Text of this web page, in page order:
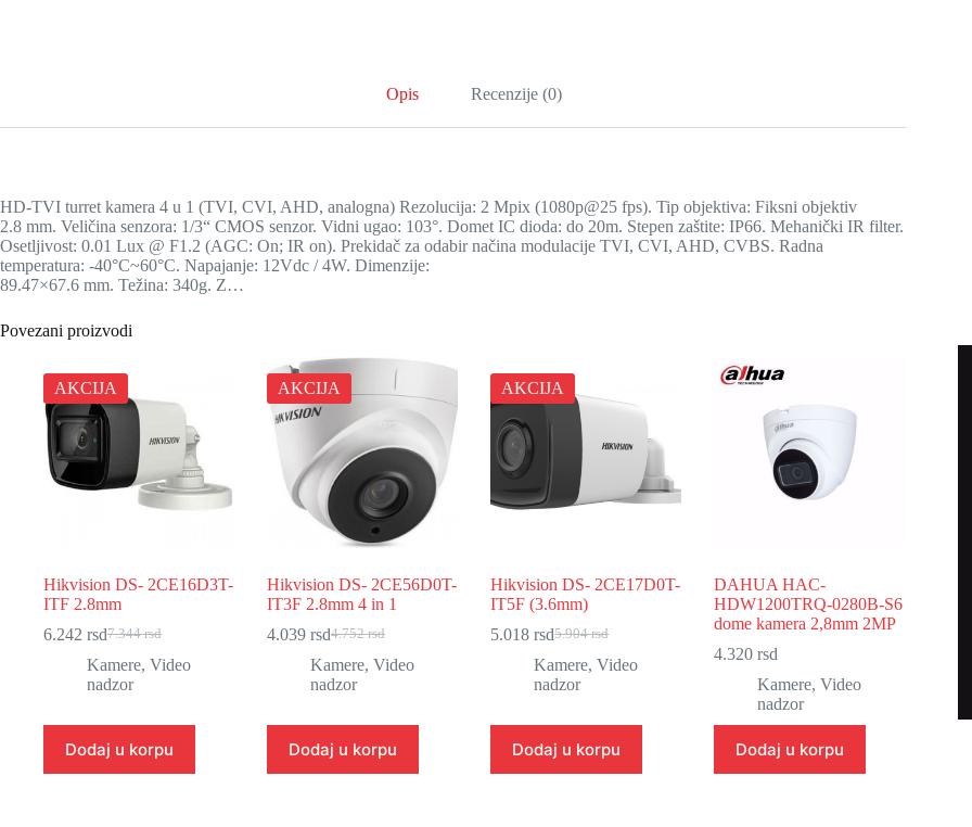
Opis Recenzije (0)
HD-TVI turret kamera 4 u 1 (TVI, CVI, AHD, analogna) Rezolucija: 2 Mpix (1080p@25 fps). Tip objektiva: Fiksni objektiv
2.8 mm. Veličina senzora: 1/3“ CMOS senzor. Vidni ugao: 103°. Domet IC dioda: do 20m. Stepen zaštite: IP66. Mehanički IR filter.
Osetljivost: 0.01 Lux @ F1.2 (AGC: On; IR on). Prekidač za odabir načina modulacije TVI, CVI, AHD, CVBS. Radna
temperatura: -40°C~60°C. Napajanje: 12Vdc / 4W. Dimenzije:
89.47×67.6 mm. Težina: 340g. Z…
Povezani proizvodi
AKCIJA
Hikvision DS- 2CE16D3T-
ITF 2.8mm
7.344rsd
Originalna
cena
je
6.242 rsdTrenutna
cena
je:
Kamere, Video
nadzor
Dodaj u korpu
AKCIJA
Hikvision DS- 2CE56D0T-
IT3F 2.8mm 4 in 1
4.752rsd
Originalna
cena
je
4.039rsdTrenutna
cena
je:
Kamere,Video
nadzor
Dodaj u korpu
AKCIJA
Hikvision DS- 2CE17D0T-
IT5F (3.6mm)
5.904rsd
Originalna
cena
je
5.018rsdTrenutna
cena
je:
Kamere,Video
nadzor
Dodaj u korpu
DAHUA HAC-
HDW1200TRQ-0280B-S6
dome kamera 2,8mm 2MP
4.320rsd
Kamere,Video
nadzor
Dodaj u korpu